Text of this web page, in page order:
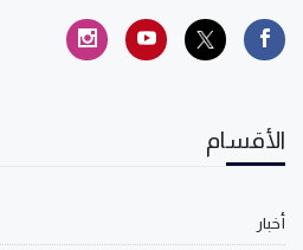
الأقسام
أخبار